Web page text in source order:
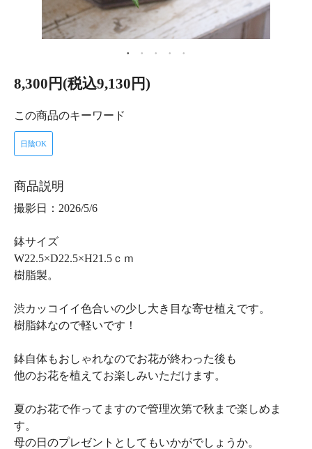
8,300円(税込9,130円)
この商品のキーワード
日陰OK
商品説明
撮影日：2026/5/6
鉢サイズ
W22.5×D22.5×H21.5ｃｍ
樹脂製。
渋カッコイイ色合いの少し大き目な寄せ植えです。
樹脂鉢なので軽いです！
鉢自体もおしゃれなのでお花が終わった後も
他のお花を植えてお楽しみいただけます。
夏のお花で作ってますので管理次第で秋まで楽しめま
す。
母の日のプレゼントとしてもいかがでしょうか。